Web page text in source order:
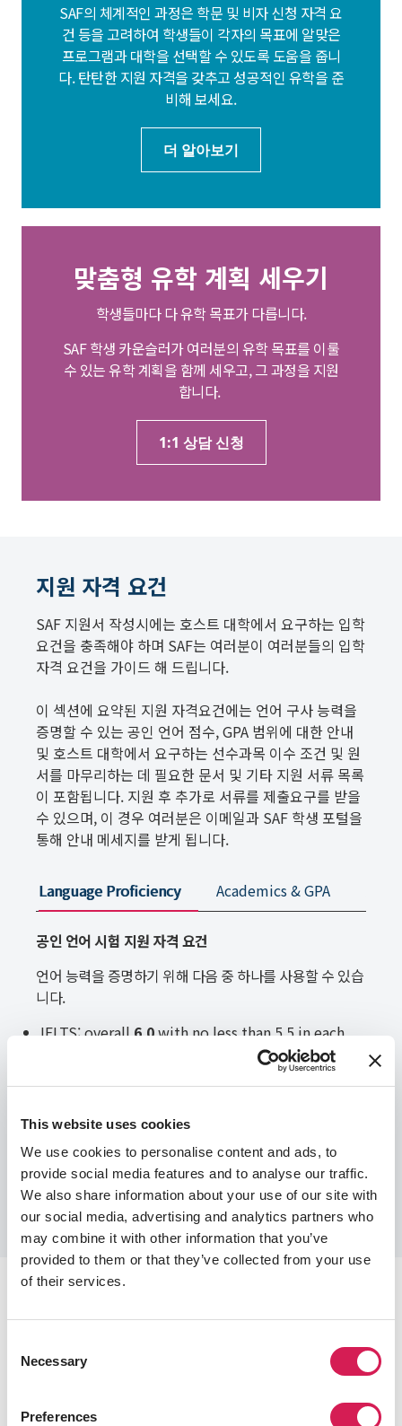
This website uses cookies
We use cookies to personalise content and ads, to
provide social media features and to analyse our traffic.
We also share information about your use of our site with
our social media, advertising and analytics partners who
may combine it with other information that you’ve
provided to them or that they’ve collected from your use
of their services.
Selection
Necessary
Preferences
SAF의 체계적인 과정은 학문 및 비자 신청 자격 요
건 등을 고려하여 학생들이 각자의 목표에 알맞은
프로그램과 대학을 선택할 수 있도록 도움을 줍니
다. 탄탄한 지원 자격을 갖추고 성공적인 유학을 준
비해 보세요.
더 알아보기
맞춤형 유학 계획 세우기
학생들마다 다 유학 목표가 다릅니다.
SAF 학생 카운슬러가 여러분의 유학 목표를 이룰
수 있는 유학 계획을 함께 세우고, 그 과정을 지원
합니다.
1:1 상담 신청
지원 자격 요건
SAF 지원서 작성시에는 호스트 대학에서 요구하는 입학
요건을 충족해야 하며 SAF는 여러분이 여러분들의 입학
자격 요건을 가이드 해 드립니다.
이 섹션에 요약된 지원 자격요건에는 언어 구사 능력을
증명할 수 있는 공인 언어 점수, GPA 범위에 대한 안내
및 호스트 대학에서 요구하는 선수과목 이수 조건 및 원
서를 마무리하는 데 필요한 문서 및 기타 지원 서류 목록
이 포함됩니다. 지원 후 추가로 서류를 제출요구를 받을
수 있으며, 이 경우 여러분은 이메일과 SAF 학생 포털을
통해 안내 메세지를 받게 됩니다.
Language Proficiency Academics & GPA
공인 언어 시험 지원 자격 요건
언어 능력을 증명하기 위해 다음 중 하나를 사용할 수 있습
니다.
IELTS: overall6.0with no less than 5.5 in each
*IELTS CDI (Computer Based) not acceptable at
TOEFL Ibt:80(L17, W18, R17, S20)
Learn More About Language Requirements
유학 체류 기간 중 대부분의 프로그램은 호스트 대학의 학사 일
정을 따릅니다.
아래에 표시된 날짜는 일반적인 예상 학사 일정이며 학기 시작